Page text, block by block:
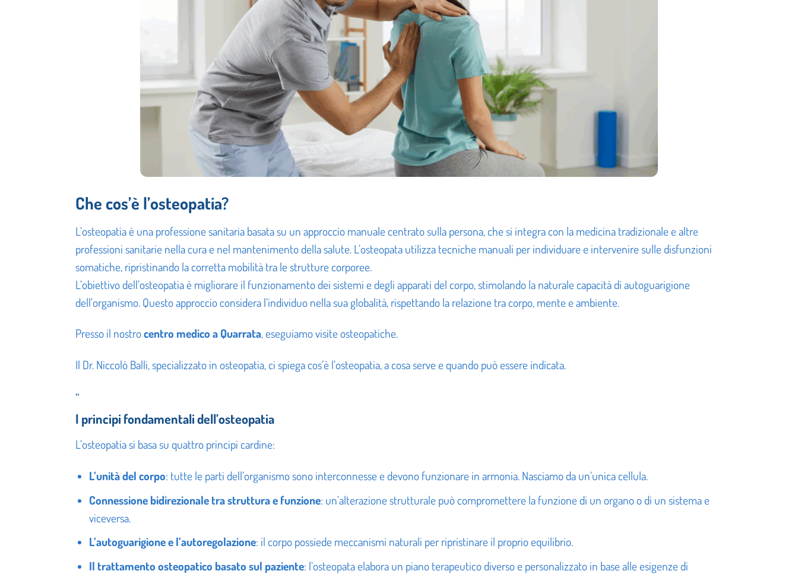
Che cos’è l’osteopatia?
L’osteopatia è una professione sanitaria basata su un approccio manuale centrato sulla persona, che si integra con la medicina tradizionale e altre
professioni sanitarie nella cura e nel mantenimento della salute. L’osteopata utilizza tecniche manuali per individuare e intervenire sulle disfunzioni
somatiche, ripristinando la corretta mobilità tra le strutture corporee.
L’obiettivo dell’osteopatia è migliorare il funzionamento dei sistemi e degli apparati del corpo, stimolando la naturale capacità di autoguarigione
dell’organismo. Questo approccio considera l’individuo nella sua globalità, rispettando la relazione tra corpo, mente e ambiente.
Presso il nostrocentro medico a Quarrata, eseguiamo visite osteopatiche.
Il Dr. Niccolò Balli, specializzato in osteopatia, ci spiega cos’è l’osteopatia, a cosa serve e quando può essere indicata.
“
I principi fondamentali dell’osteopatia
L’osteopatia si basa su quattro principi cardine:
L’unità del corpo: tutte le parti dell’organismo sono interconnesse e devono funzionare in armonia. Nasciamo da un’unica cellula.
Connessione bidirezionale tra struttura e funzione: un’alterazione strutturale può compromettere la funzione di un organo o di un sistema e
viceversa.
L’autoguarigione e l’autoregolazione: il corpo possiede meccanismi naturali per ripristinare il proprio equilibrio.
Il trattamento osteopatico basato sul paziente: l’osteopata elabora un piano terapeutico diverso e personalizzato in base alle esigenze di